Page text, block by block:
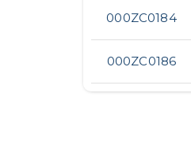
000ZC0184
000ZC0186